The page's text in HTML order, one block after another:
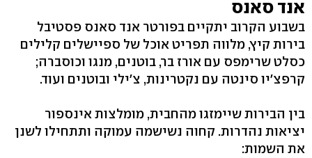
אנד סאנס
בשבוע הקרוב יתקיים בפורטר אנד סאנס פסטיבל
בירות קיץ, מלווה תפריט אוכל של ספיישלים קלילים
כסלט שרימפס עם אורז בר, בוטנים, מנגו וכוסברה;
קרפצ'יו סינטה עם נקטרינות, צ'ילי ובוטנים ועוד.
בין הבירות שיימזגו מהחבית, מומלצות אינספור
יציאות נהדרות. קחוה נשישמה עמוקה ותתחילו לשנן
את השמות: